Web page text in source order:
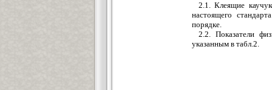
2.1. Клеящие
настоящего
порядке.
2.2. Показатели
указанным в табл.2.